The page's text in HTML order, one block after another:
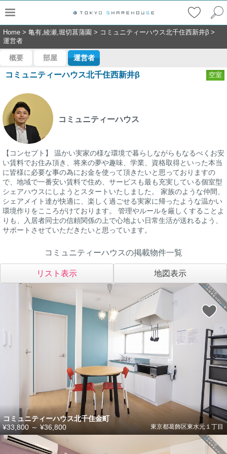
Home > 亀有,綾瀬,堀切菖蒲園 > コミュニティーハウス北千住西新井β >
運営者
概要 部屋 運営者
コミュニティーハウス北千住西新井β 空室
コミュニティーハウス
【コンセプト】 温かい実家の様な環境で暮らしながらもなるべくお安
い賃料でお住み頂き、将来の夢や趣味、学業、資格取得といった本当
に皆様に必要な事の為にお金を使って頂きたいと思っておりますの
で、地域で一番安い賃料で住め、サービスも最も充実している個室型
シェアハウスにしようとスタートいたしました。 家族のような仲間、
シェアメイト達が快適に、楽しく過ごせる実家に帰ったような温かい
環境作りをこころがけております。 管理やルールを厳しくすることよ
りも、入居者同士の信頼関係の上で心地よい日常生活が送れるよう、
サポートさせていただきたいと思っています。
コミュニティーハウスの掲載物件一覧
リスト表示 地図表示
コミュニティーハウス北千住金町
東京都葛飾区東水元１丁目
¥33,800 ～ ¥36,800